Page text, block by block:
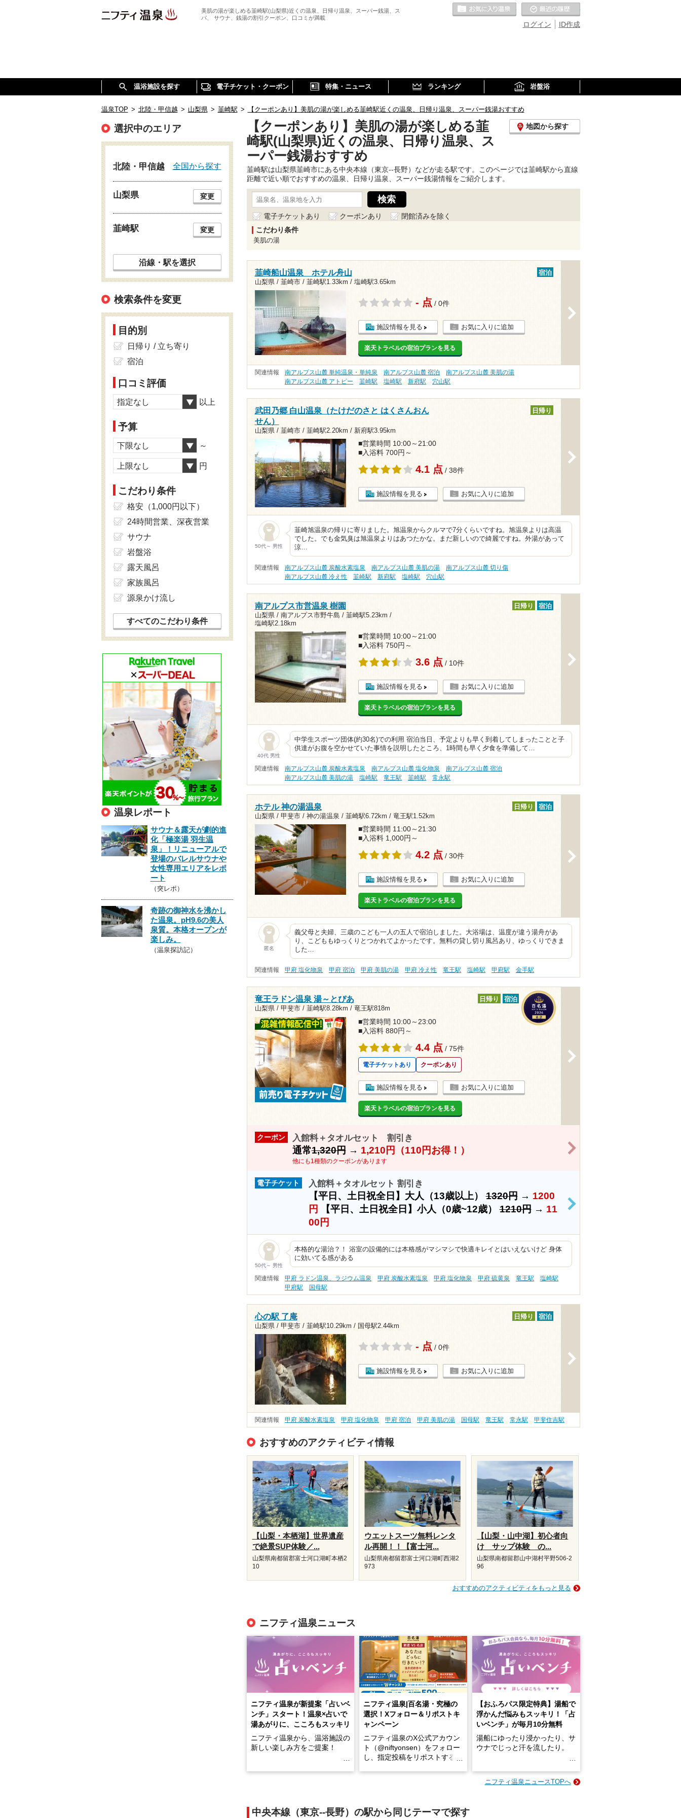
美肌の湯が楽しめる韮崎駅(山梨県)近くの温泉、日帰り温泉、スーパー銭湯、ス
パ、 サウナ、銭湯の割引クーポン、口コミが満載
ID作成
ログイン
お気に入りの温泉
温浴施設を探す 電子チケット・クーポン 特集・ニュース ランキング 岩盤浴
温泉TOP > 北陸・甲信越 > 山梨県 > 韮崎駅 > 【クーポンあり】美肌の湯が楽しめる韮崎駅近くの温泉、日帰り温泉、スーパー銭湯おすすめ
【クーポンあり】美肌の湯が楽しめる韮
崎駅(山梨県)近くの温泉、日帰り温泉、ス
ーパー銭湯おすすめ
地図から探す
韮崎駅は山梨県韮崎市にある中央本線（東京--長野）などが走る駅です。このページでは韮崎駅から直線
距離で近い順でおすすめの温泉、日帰り温泉、スーパー銭湯情報をご紹介します。
電子チケットあり クーポンあり
閉館済みを除く
こだわり条件
美肌の湯
韮崎船山温泉 ホテル舟山
山梨県 / 韮崎市 / 韮崎駅1.33km / 塩崎駅3.65km
宿泊
- 点 / 0件
施設情報を見る お気に入りに追加
楽天トラベルの宿泊プランを見る
関連情報 南アルプス山麓 単純温泉・単純泉 南アルプス山麓 宿泊
南アルプス山麓 美肌の湯
南アルプス山麓 アトピー
韮崎駅 塩崎駅 新府駅 穴山駅
武田乃郷 白山温泉（たけだのさと はくさんおん
せん）
山梨県 / 韮崎市 / 韮崎駅2.20km / 新府駅3.95km
日帰り
■営業時間 10:00～21:00
■入浴料 700円～
4.1 点 / 38件
施設情報を見る お気に入りに追加
50代～ 男性
韮崎旭温泉の帰りに寄りました。旭温泉からクルマで7分くらいですね。旭温泉よりは高温
でした。でも金気臭は旭温泉よりはあつたかな。まだ新しいので綺麗ですね。外湯があって
涼…
関連情報 南アルプス山麓 炭酸水素塩泉 南アルプス山麓 美肌の湯
南アルプス山麓 切り傷
南アルプス山麓 冷え性
韮崎駅 新府駅 塩崎駅 穴山駅
南アルプス市営温泉 樹園
山梨県 / 南アルプス市野牛島 / 韮崎駅5.23km /
塩崎駅2.18km
日帰り 宿泊
■営業時間 10:00～21:00
■入浴料 750円～
3.6 点 / 10件
施設情報を見る お気に入りに追加
楽天トラベルの宿泊プランを見る
40代 男性
中学生スポーツ団体(約30名)での利用 宿泊当日、予定よりも早く到着してしまったことと子
供達がお腹を空かせていた事情を説明したところ、1時間も早く夕食を準備して…
関連情報 南アルプス山麓 炭酸水素塩泉 南アルプス山麓 塩化物泉
南アルプス山麓 宿泊
南アルプス山麓 美肌の湯
塩崎駅 竜王駅 韮崎駅 常永駅
ホテル 神の湯温泉
山梨県 / 甲斐市 / 神の湯温泉 / 韮崎駅6.72km / 竜王駅1.52km
日帰り 宿泊
■営業時間 11:00～21:30
■入浴料 1,000円～
4.2 点 / 30件
施設情報を見る お気に入りに追加
楽天トラベルの宿泊プランを見る
匿名
義父母と夫婦、三歳のこども一人の五人で宿泊しました。大浴場は、温度が違う湯舟があ
り、こどももゆっくりとつかれてよかったです。無料の貸し切り風呂あり、ゆっくりできま
した…
関連情報 甲府 塩化物泉 甲府 宿泊 甲府 美肌の湯 甲府 冷え性 竜王駅 塩崎駅 甲府駅 金手駅
竜王ラドン温泉 湯～とぴあ
山梨県 / 甲斐市 / 韮崎駅8.28km / 竜王駅818m
日帰り 宿泊
■営業時間 10:00～23:00
■入浴料 880円～
4.4 点 / 75件
電子チケットあり クーポンあり
施設情報を見る お気に入りに追加
楽天トラベルの宿泊プランを見る
クーポン 入館料＋タオルセット 割引き
通常1,320円→ 1,210円（110円お得！）
他にも1種類のクーポンがあります
電子チケット 入館料＋タオルセット 割引き
【平日、土日祝全日】大人（13歳以上）1320円→ 1200
円
【平日、土日祝全日】小人（0歳~12歳）1210円→ 11
00円
>
50代～ 男性
本格的な湯治？！ 浴室の設備的には本格感がマシマシで快適キレイとはいえないけど 身体
に効いてる感がある
関連情報 甲府 ラドン温泉、ラジウム温泉 甲府 炭酸水素塩泉 甲府 塩化物泉 甲府 硫黄泉 竜王駅
塩崎駅
甲府駅
国母駅
心の駅 了庵
山梨県 / 甲斐市 / 韮崎駅10.29km / 国母駅2.44km
日帰り 宿泊
- 点 / 0件
施設情報を見る お気に入りに追加
関連情報 甲府 炭酸水素塩泉 甲府 塩化物泉 甲府 宿泊 甲府 美肌の湯 国母駅 竜王駅 常永駅 甲斐住吉駅
おすすめのアクティビティ情報
【山梨・本栖湖】世界遺産
で絶景SUP体験／...
山梨県南都留郡富士河口湖町本栖2
10
ウエットスーツ無料レンタ
ル再開！！【富士河...
山梨県南都留郡富士河口湖町西湖2
973
【山梨・山中湖】初心者向
け サップ体験 の...
山梨県南都留郡山中湖村平野506-2
96
おすすめのアクティビティをもっと見る
ニフティ温泉ニュース
ニフティ温泉が新提案「占いベ
ンチ」スタート！温泉×占いで
湯あがりに、こころもスッキリ
ニフティ温泉から、温浴施設の
新しい楽しみ方をご提案！
手相やタロットなど気軽に楽し
ニフティ温泉|百名湯・究極の
選択！Xフォロー＆リポストキ
ャンペーン
ニフティ温泉のX公式アカウン
ト（@niftyonsen）をフォロー
し、指定投稿をリポストする
【おふろパス限定特典】湯船で
浮かんだ悩みもスッキリ！「占
いベンチ」が毎月10分無料
湯船にゆったり浸かったり、サ
ウナでじっと汗を流したり。
そんな「一人でぼんやり過ごす
ニフティ温泉ニュースTOPへ
中央本線（東京--長野）の駅から同じテーマで探す
選択中のエリア
北陸・甲信越 全国から探す
山梨県 変更
韮崎駅 変更
沿線・駅を選択
検索条件を変更
目的別
日帰り / 立ち寄り
宿泊
口コミ評価
指定なし 以上
予算
下限なし ～
上限なし 円
こだわり条件
格安（1,000円以下）
24時間営業、深夜営業
サウナ
岩盤浴
露天風呂
家族風呂
源泉かけ流し
すべてのこだわり条件
温泉レポート
サウナ＆露天が劇的進
化「極楽湯 羽生温
泉」！リニューアルで
登場のバレルサウナや
女性専用エリアをレポ
ート
（突レポ）
奇跡の御神水を沸かし
た温泉。pH9.6の美人
泉質。本格オープンが
楽しみ。
（温泉探訪記）